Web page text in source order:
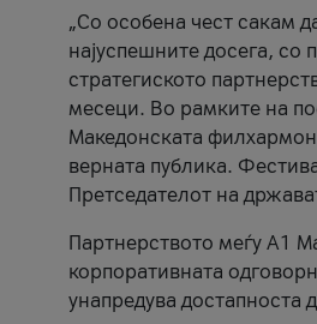
„Со особена чест сакам
најуспешните досега, со
стратегиското
месеци. Во рамките на
Македонската
верната публика.
Претседателот на
Партнерството меѓу A1
корпоративната
унапредува достапноста